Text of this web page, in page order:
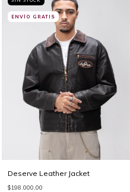
ENVÍO GRATIS
Deserve Leather Jacket
$198.000,00